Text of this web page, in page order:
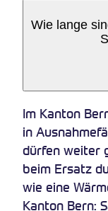
Wie lange
Im Kanton
in
dürfen weiter
beim Ersatz
wie eine
Kanton Bern: